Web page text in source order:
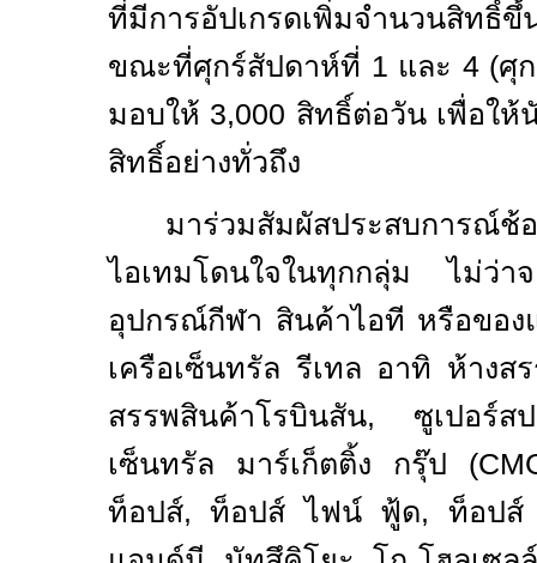
ที่มีการอัปเกรดเพิ่มจำนวนสิทธิ์ขึ้
ขณะที่ศุกร์สัปดาห์ที่ 1 และ 4 (ศุ
มอบให้ 3,000 สิทธิ์ต่อวัน เพื่อให้
สิทธิ์อย่างทั่วถึง
มาร่วมสัมผัสประสบการณ์ช้
ไอเทมโดนใจในทุกกลุ่ม ไม่ว่
อุปกรณ์กีฬา สินค้าไอที หรือขอ
เครือเซ็นทรัล รีเทล อาทิ ห้างส
สรรพสินค้าโรบินสัน, ซูเปอร์ส
เซ็นทรัล มาร์เก็ตติ้ง กรุ๊ป (
ท็อปส์,ท็อปส์ ไฟน์ ฟู้ด, ท็อปส์